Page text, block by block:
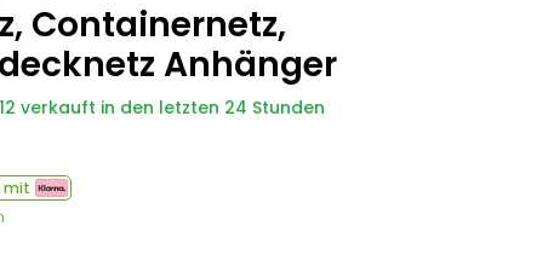
Containernetz,
Anhänger
12 verkauft in den letzten 24 Stunden
mit